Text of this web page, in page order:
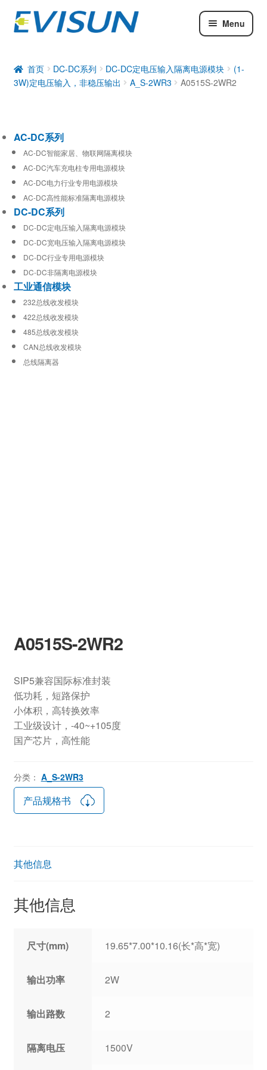
Menu
DC-DC系列
工业通信模块
首页 DC-DC系列 DC-DC定电压输入隔离电源模块
(1-
3W)定电压输入，非稳压输出
A_S-2WR3 A0515S-2WR2
A0515S-2WR2
SIP5兼容国际标准封装
低功耗，短路保护
小体积，高转换效率
工业级设计，-40~+105度
国产芯片，高性能
分类： A_S-2WR3
产品规格书
其他信息
其他信息
尺寸(mm) 19.65*7.00*10.16(长*高*宽)
输出功率 2W
输出路数 2
隔离电压 1500V
AC-DC系列
AC-DC智能家居、物联网隔离模块
AC-DC汽车充电柱专用电源模块
AC-DC电力行业专用电源模块
AC-DC高性能标准隔离电源模块
DC-DC系列
DC-DC定电压输入隔离电源模块
DC-DC宽电压输入隔离电源模块
DC-DC行业专用电源模块
DC-DC非隔离电源模块
工业通信模块
232总线收发模块
422总线收发模块
485总线收发模块
CAN总线收发模块
总线隔离器